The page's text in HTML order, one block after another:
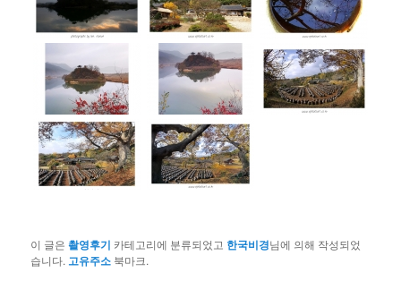
이 글은촬영후기 카테고리에 분류되었고 한국비경님에 의해 작성되었
습니다. 고유주소 북마크.